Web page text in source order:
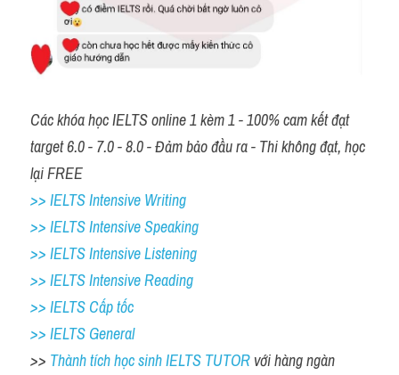
Các khóa học IELTS online 1 kèm 1 - 100% cam kết đạt
target 6.0 - 7.0 - 8.0 - Đảm bảo đầu ra - Thi không đạt, học
lại FREE
>> IELTS Intensive Writing
>> IELTS Intensive Speaking
>> IELTS Intensive Listening
>> IELTS Intensive Reading
>> IELTS Cấp tốc
>> IELTS General
>> Thành tích học sinh IELTS TUTOR với hàng ngàn